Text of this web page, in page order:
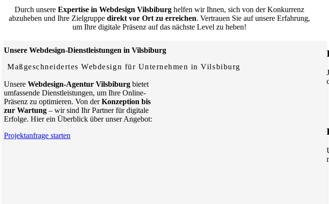
Durch unsere Expertise in Webdesign Vilsbiburg helfen wir Ihnen, sich von der Konkurrenz
abzuheben und Ihre Zielgruppe direkt vor Ort zu erreichen. Vertrauen Sie auf unsere Erfahrung,
um Ihre digitale Präsenz auf das nächste Level zu heben!
Unsere Webdesign-Dienstleistungen in Vilsbiburg
Maßgeschneidertes Webdesign für Unternehmen in Vilsbiburg
Unsere Webdesign-Agentur Vilsbiburg bietet
umfassende Dienstleistungen, um Ihre Online-
Präsenz zu optimieren. Von derKonzeption bis
zur Wartung – wir sind Ihr Partner für digitale
Erfolge. Hier ein Überblick über unser Angebot:
Projektanfrage starten